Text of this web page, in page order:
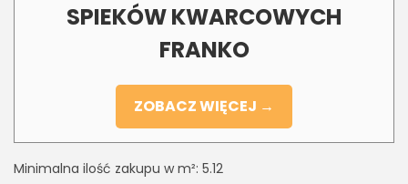
SPIEKÓW KWARCOWYCH
FRANKO
ZOBACZ WIĘCEJ →
Minimalna ilość zakupu w m²: 5.12